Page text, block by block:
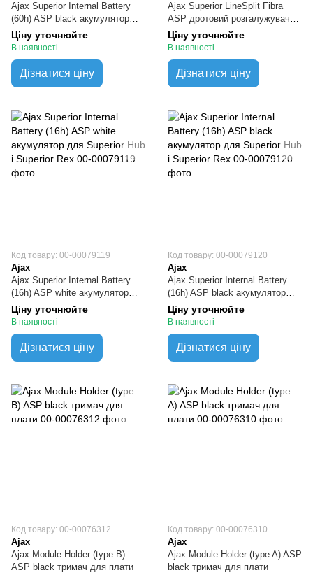
Ajax Superior Internal Battery
(60h) ASP black акумулятор
для Superior Hub і Superior Rex
Ціну уточнюйте
В наявності
Дізнатися ціну
Ajax Superior LineSplit Fibra
ASP дротовий розгалужувач
ліній
Ціну уточнюйте
В наявності
Дізнатися ціну
Код товару: 00-00079119
Ajax
Ajax Superior Internal Battery
(16h) ASP white акумулятор
для Superior Hub і Superior Rex
Ціну уточнюйте
В наявності
Дізнатися ціну
Код товару: 00-00079120
Ajax
Ajax Superior Internal Battery
(16h) ASP black акумулятор
для Superior Hub і Superior Rex
Ціну уточнюйте
В наявності
Дізнатися ціну
Код товару: 00-00076312
Ajax
Ajax Module Holder (type B)
ASP black тримач для плати
Код товару: 00-00076310
Ajax
Ajax Module Holder (type A) ASP
black тримач для плати